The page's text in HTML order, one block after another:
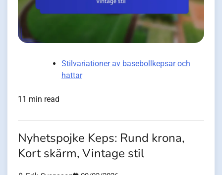
Stilvariationer av basebollkepsar och
hattar
11 min read
Nyhetspojke Keps: Rund krona,
Kort skärm, Vintage stil